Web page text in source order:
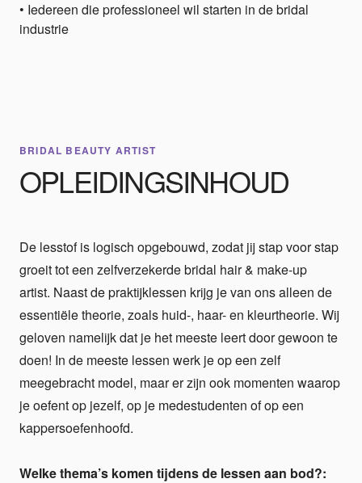
• Iedereen die professioneel wil starten in de bridal
industrie
BRIDAL BEAUTY ARTIST
OPLEIDINGSINHOUD
De lesstof is logisch opgebouwd, zodat jij stap voor stap
groeit tot een zelfverzekerde bridal hair & make-up
artist. Naast de praktijklessen krijg je van ons alleen de
essentiële theorie, zoals huid-, haar- en kleurtheorie. Wij
geloven namelijk dat je het meeste leert door gewoon te
doen! In de meeste lessen werk je op een zelf
meegebracht model, maar er zijn ook momenten waarop
je oefent op jezelf, op je medestudenten of op een
kappersoefenhoofd.
Welke thema’s komen tijdens de lessen aan bod?: